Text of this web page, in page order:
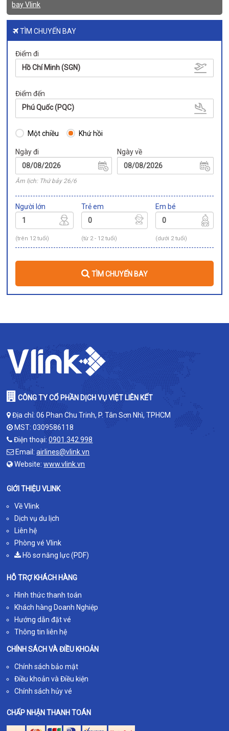
bay Vlink
TÌM CHUYẾN BAY
Điểm đi
Hồ Chí Minh (SGN)
Điểm đến
Phú Quốc (PQC)
Một chiều Khứ hồi
Ngày đi
Âm lịch: Thứ bảy 26/6
Ngày về
Người lớn
(trên 12 tuổi)
Trẻ em
(từ 2 - 12 tuổi)
Em bé
(dưới 2 tuổi)
TÌM CHUYẾN BAY
CÔNG TY CỔ PHẦN DỊCH VỤ VIỆT LIÊN KẾT
Địa chỉ: 06 Phan Chu Trinh, P. Tân Sơn Nhì, TPHCM
MST: 0309586118
Điện thoại:0901.342.998
Email:airlines@vlink.vn
Website:www.vlink.vn
GIỚI THIỆU VLINK
Về Vlink
Dịch vụ du lịch
Liên hệ
Phòng vé Vlink
Hồ sơ năng lực (PDF)
HỖ TRỢ KHÁCH HÀNG
Hình thức thanh toán
Khách hàng Doanh Nghiệp
Hướng dẫn đặt vé
Thông tin liên hệ
CHÍNH SÁCH VÀ ĐIỀU KHOẢN
Chính sách bảo mật
Điều khoản và Điều kiện
Chính sách hủy vé
CHẤP NHẬN THANH TOÁN